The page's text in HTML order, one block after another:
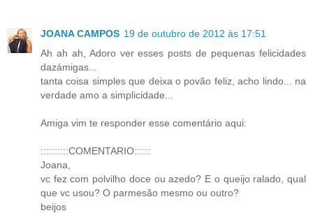
JOANA CAMPOS 19 de outubro de 2012 às 17:51
Ah ah ah, Adoro ver esses posts de pequenas felicidades
dazámigas...
tanta coisa simples que deixa o povão feliz, acho lindo... na
verdade amo a simplicidade...
Amiga vim te responder esse comentário aqui:
::::::::::COMENTARIO::::::
Joana,
vc fez com polvilho doce ou azedo? E o queijo ralado, qual
que vc usou? O parmesão mesmo ou outro?
beijos